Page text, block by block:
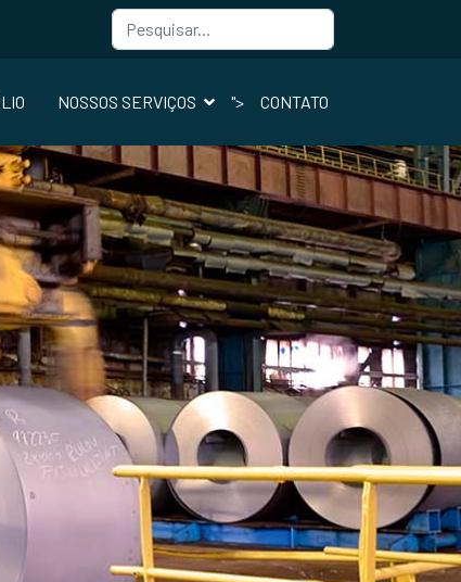
Busca
NOSSOS SERVIÇOS "> CONTATO